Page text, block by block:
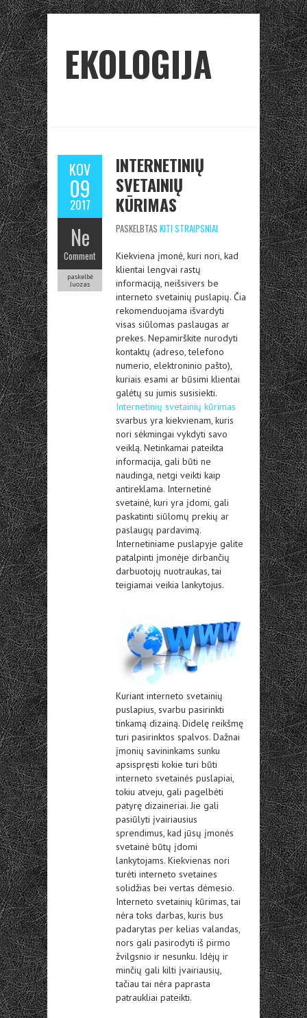
EKOLOGIJA
KOV
09
2017
Ne
Comment
paskelbė
Juozas
INTERNETINIŲ
SVETAINIŲ
KŪRIMAS
PASKELBTAS KITI STRAIPSNIAI
Kiekviena įmonė, kuri nori, kad
klientai lengvai rastų
informaciją, neišsivers be
interneto svetainių puslapių. Čia
rekomenduojama išvardyti
visas siūlomas paslaugas ar
prekes. Nepamirškite nurodyti
kontaktų (adreso, telefono
numerio, elektroninio pašto),
kuriais esami ar būsimi klientai
galėtų su jumis susisiekti.
Internetinių svetainių kūrimas
svarbus yra kiekvienam, kuris
nori sėkmingai vykdyti savo
veiklą. Netinkamai pateikta
informacija, gali būti ne
naudinga, netgi veikti kaip
antireklama. Internetinė
svetainė, kuri yra įdomi, gali
paskatinti siūlomų prekių ar
paslaugų pardavimą.
Internetiniame puslapyje galite
patalpinti įmonėje dirbančių
darbuotojų nuotraukas, tai
teigiamai veikia lankytojus.
Kuriant interneto svetainių
puslapius, svarbu pasirinkti
tinkamą dizainą. Didelę reikšmę
turi pasirinktos spalvos. Dažnai
įmonių savininkams sunku
apsispręsti kokie turi būti
interneto svetainės puslapiai,
tokiu atveju, gali pagelbėti
patyrę dizaineriai. Jie gali
pasiūlyti įvairiausius
sprendimus, kad jūsų įmonės
svetainė būtų įdomi
lankytojams. Kiekvienas nori
turėti interneto svetaines
solidžias bei vertas dėmesio.
Interneto svetainių kūrimas, tai
nėra toks darbas, kuris bus
padarytas per kelias valandas,
nors gali pasirodyti iš pirmo
žvilgsnio ir nesunku. Idėjų ir
minčių gali kilti įvairiausių,
tačiau tai nėra paprasta
patraukliai pateikti.